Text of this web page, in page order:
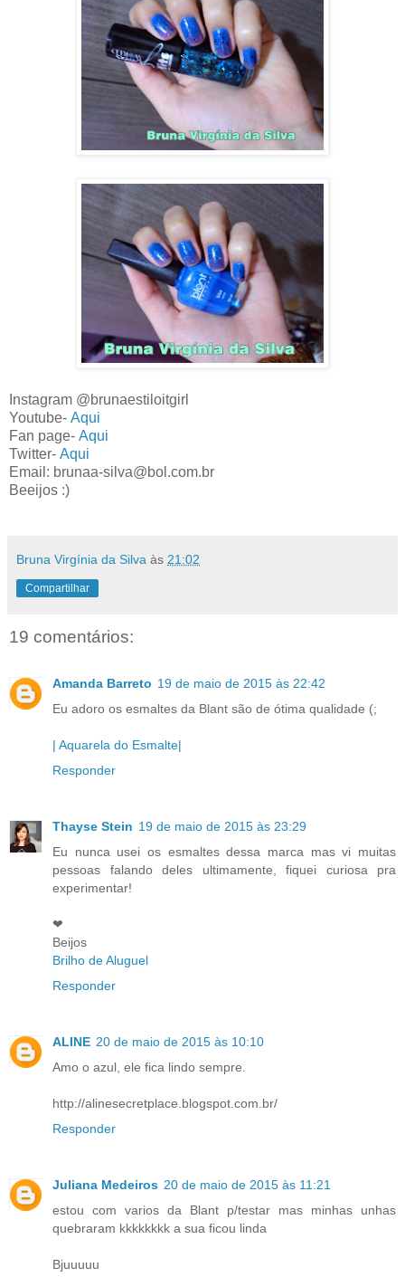
Instagram @brunaestiloitgirl
Youtube- Aqui
Fan page- Aqui
Twitter- Aqui
Email: brunaa-silva@bol.com.br
Beeijos :)
Bruna Virgínia da Silva às 21:02
Compartilhar
19 comentários:
Amanda Barreto 19 de maio de 2015 às 22:42
Eu adoro os esmaltes da Blant são de ótima qualidade (;
| Aquarela do Esmalte|
Responder
Thayse Stein 19 de maio de 2015 às 23:29
Eu nunca usei os esmaltes dessa marca mas vi muitas
pessoas falando deles ultimamente, fiquei curiosa pra
experimentar!
❤
Beijos
Brilho de Aluguel
Responder
ALINE 20 de maio de 2015 às 10:10
Amo o azul, ele fica lindo sempre.
http://alinesecretplace.blogspot.com.br/
Responder
Juliana Medeiros 20 de maio de 2015 às 11:21
estou com varios da Blant p/testar mas minhas unhas
quebraram kkkkkkkk a sua ficou linda
Bjuuuuu